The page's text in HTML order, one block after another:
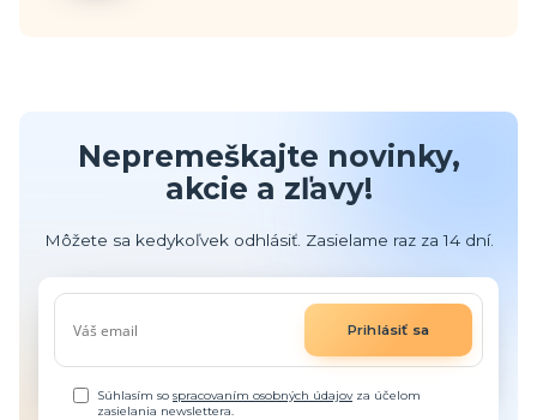
Nepremeškajte novinky,
akcie a zľavy!
Môžete sa kedykoľvek odhlásiť. Zasielame raz za 14 dní.
Prihlásiť sa
Súhlasím sospracovaním osobných údajovza účelom
zasielania newslettera.